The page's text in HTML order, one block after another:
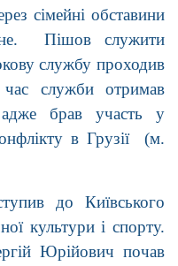
сімейні обставини
Пішов служити
службу проходив
служби отримав
брав участь у
в Грузії (м.
до Київського
культури і спорту.
Юрійович почав